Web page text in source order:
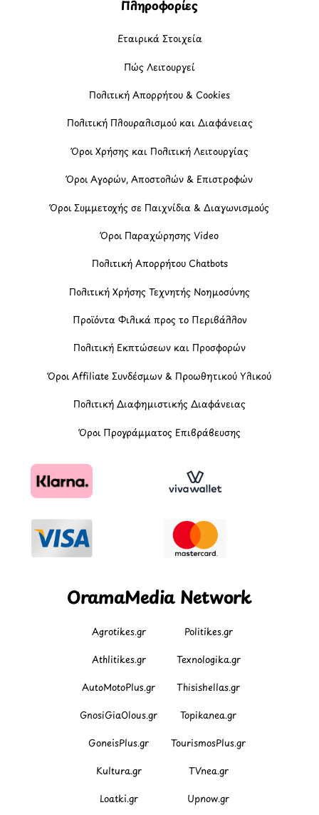
Πληροφορίες
Εταιρικά Στοιχεία
Πώς Λειτουργεί
Πολιτική Απορρήτου & Cookies
Πολιτική Πλουραλισμού και Διαφάνειας
Όροι Χρήσης και Πολιτική Λειτουργίας
Όροι Αγορών, Αποστολών & Επιστροφών
Όροι Συμμετοχής σε Παιχνίδια & Διαγωνισμούς
Όροι Παραχώρησης Video
Πολιτική Απορρήτου Chatbots
Πολιτική Χρήσης Τεχνητής Νοημοσύνης
Προϊόντα Φιλικά προς το Περιβάλλον
Πολιτική Εκπτώσεων και Προσφορών
Όροι Affiliate Συνδέσμων & Προωθητικού Υλικού
Πολιτική Διαφημιστικής Διαφάνειας
Όροι Προγράμματος Επιβράβευσης
OramaMedia Network
Agrotikes.gr Politikes.gr
Athlitikes.gr Texnologika.gr
AutoMotoPlus.gr Thisishellas.gr
GnosiGiaOlous.gr Topikanea.gr
GoneisPlus.gr TourismosPlus.gr
Kultura.gr TVnea.gr
Loatki.gr Upnow.gr